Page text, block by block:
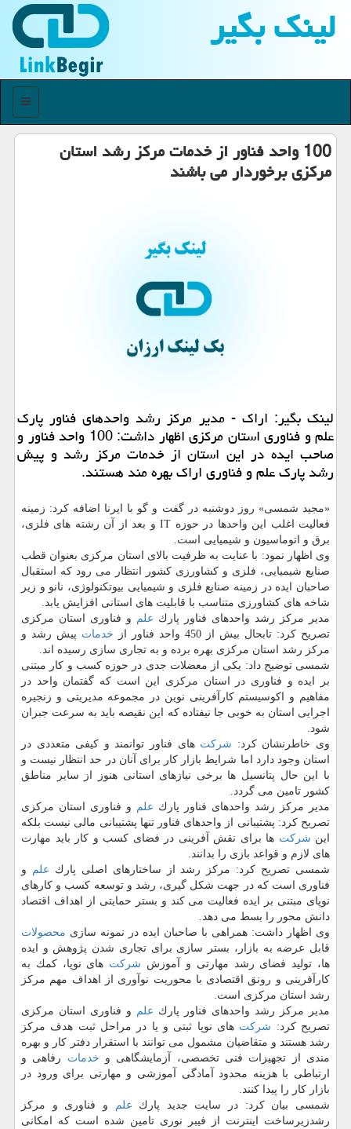
لینك بگیر
منو
100 واحد فناور از خدمات مركز رشد استان
مركزی برخوردار می باشند
لینك بگیر: اراك - مدیر مركز رشد واحدهای فناور پارك
علم و فناوری استان مركزی اظهار داشت: 100 واحد فناور و
صاحب ایده در این استان از خدمات مركز رشد و پیش
رشد پارك علم و فناوری اراك بهره مند هستند.
«مجید شمسی» روز دوشنبه در گفت و گو با ایرنا اضافه كرد: زمینه
فعالیت اغلب این واحدها در حوزه IT و بعد از آن رشته های فلزی،
برق و اتوماسیون و شیمیایی است.
وی اظهار نمود: با عنایت به ظرفیت بالای استان مركزی بعنوان قطب
صنایع شیمیایی، فلزی و كشاورزی كشور انتظار می رود كه استقبال
صاحبان ایده در زمینه صنایع فلزی و شیمیایی بیوتكنولوژی، نانو و زیر
شاخه های كشاورزی متناسب با قابلیت های استانی افزایش یابد.
مدیر مركز رشد واحدهای فناور پارك علم و فناوری استان مركزی
تصریح كرد: تابحال بیش از 450 واحد فناور از
خدمات پیش رشد و
مركز رشد استان مركزی بهره برده و به تجاری سازی رسیده اند.
شمسی توضیح داد: یكی از معضلات جدی در حوزه كسب و كار مبتنی
بر ایده و فناوری در استان مركزی این است كه گفتمان واحد در
مفاهیم و اكوسیستم كارآفرینی نوین در مجموعه مدیریتی و زنجیره
اجرایی استان به خوبی جا نیفتاده كه این نقیصه باید به سرعت جبران
شود.
وی خاطرنشان كرد: شركت های فناور توانمند و كیفی متعددی در
استان وجود دارد اما شرایط بازار كار برای آنان در حد انتظار نیست و
با این حال پتانسیل ها برخی نیازهای استانی هنوز از سایر مناطق
كشور تامین می گردد.
مدیر مركز رشد واحدهای فناور پارك علم و فناوری استان مركزی
تصریح كرد: پشتیبانی از واحدهای فناور تنها پشتیبانی مالی نیست بلكه
این شركت ها برای نقش آفرینی در فضای كسب و كار باید مهارت
های لازم و قواعد بازی را بدانند.
شمسی تصریح كرد: مركز رشد از ساختارهای اصلی پارك علم
و
فناوری است كه در جهت شكل گیری، رشد و توسعه كسب و كارهای
نوپای مبتنی بر ایده فعالیت می كند و بستر حمایتی از اهداف اقتصاد
دانش محور را بسط می دهد.
وی اظهار داشت: همراهی با صاحبان ایده در نمونه سازی محصولات
قابل عرضه به بازار، بستر سازی برای تجاری شدن پژوهش و ایده
ها، تولید فضای رشد مهارتی و آموزش شركت های نوپا، كمك به
كارآفرینی و رونق اقتصادی با محوریت نوآوری از اهداف مهم مركز
رشد استان مركزی است.
مدیر مركز رشد واحدهای فناور پارك علم و فناوری استان مركزی
تصریح كرد: شركت های نوپا ثبتی و یا در مراحل ثبت هدف مركز
رشد هستند و متقاضیان مشمول می توانند با استقرار دفتر كار و بهره
مندی از تجهیزات فنی تخصصی، آزمایشگاهی و خدمات رفاهی و
ارتباطی با هزینه محدود آمادگی آموزشی و مهارتی برای ورود در
بازار كار را پیدا كنند.
شمسی بیان كرد: در سایت جدید پارك علم
و فناوری و مركز
رشدزیرساخت اینترنت از فیبر نوری تامین شده است كه امكانی